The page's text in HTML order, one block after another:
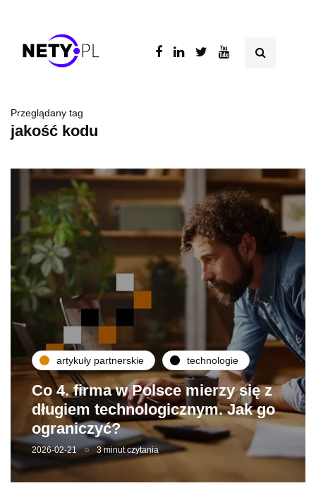
Przeglądany tag
jakość kodu
artykuły partnerskie technologie
Co 4. firma w Polsce mierzy się z
długiem technologicznym. Jak go
ograniczyć?
2026-02-21 3 minut czytania